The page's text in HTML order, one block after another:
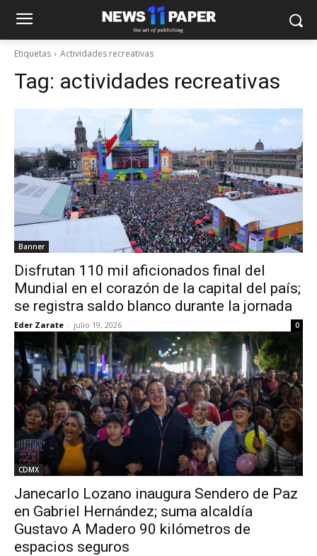
Etiquetas Actividades recreativas
Tag: actividades recreativas
Banner
Disfrutan 110 mil aficionados final del
Mundial en el corazón de la capital del país;
se registra saldo blanco durante la jornada
Eder Zarate - julio 19, 2026 0
CDMX
Janecarlo Lozano inaugura Sendero de Paz
en Gabriel Hernández; suma alcaldía
Gustavo A Madero 90 kilómetros de
espacios seguros